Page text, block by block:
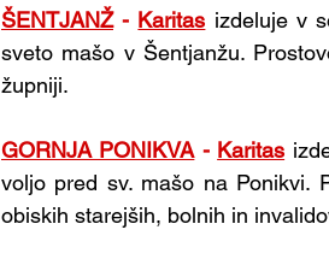
ŠENTJANŽ - Karitas izdeluje v
sveto mašo v Šentjanžu.
župniji.
GORNJA PONIKVA - Karitas
voljo pred sv. mašo na Ponikvi.
obiskih starejših, bolnih in